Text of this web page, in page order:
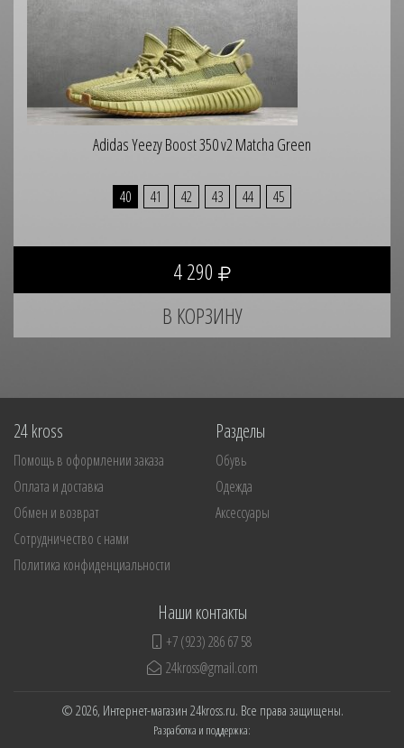
Adidas Yeezy Boost 350 v2 Matcha Green
40 41 42 43 44 45
4 290
24 kross
Помощь в оформлении заказа
Оплата и доставка
Обмен и возврат
Сотрудничество с нами
Политика конфиденциальности
Разделы
Обувь
Одежда
Аксессуары
Наши контакты
+7 (923) 286 67 58
24kross@gmail.com
© 2026, Интернет-магазин 24kross.ru. Все права защищены.
Разработка и поддержка: